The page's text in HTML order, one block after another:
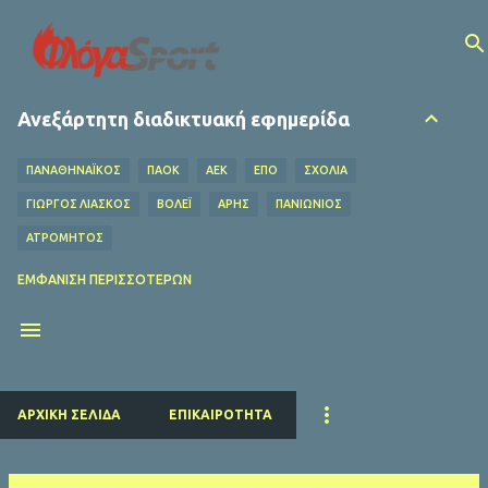
Ανεξάρτητη διαδικτυακή εφημερίδα
ΠΑΝΑΘΗΝΑΪΚΟΣ ΠΑΟΚ ΑΕΚ ΕΠΟ ΣΧΌΛΙΑ
ΓΙΩΡΓΟΣ ΛΙΑΣΚΟΣ ΒΌΛΕΪ ΑΡΗΣ ΠΑΝΙΩΝΙΟΣ
ΑΤΡΟΜΗΤΟΣ
ΟΦΗ
EUROLEAGUE
ΠΑΡΙ ΣΕΝ ΖΕΡΜΕΝ
ΛΙΒΕΡΠΟΥΛ ΜΑΝΤΣΕΣΤΕΡ ΓΙΟΥΝΑΪΤΕΝΤ
ΜΑΝΤΣΕΣΤΕΡ ΣΙΤΙ ΤΣΕΛΣΙ ΑΡΣΕΝΑΛ ΑΤΛΕΤΙΚΟ ΜΑΔΡΙΤΗΣ
ΕΜΦΆΝΙΣΗ ΠΕΡΙΣΣΌΤΕΡΩΝ
ΑΡΧΙΚΉ ΣΕΛΊΔΑ ΕΠΙΚΑΙΡΌΤΗΤΑ